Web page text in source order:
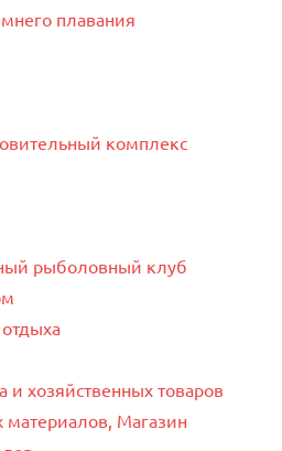
плавания
комплекс
рыболовный клуб
и хозяйственных товаров
Магазин